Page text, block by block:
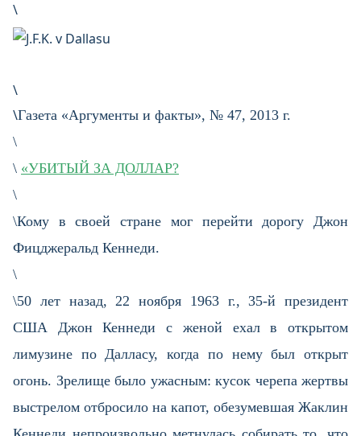
\
\
\Газета «Аргументы и факты», № 47, 2013 г.
\
\ «УБИТЫЙ ЗА ДОЛЛАР?
\
\Кому в своей стране мог перейти дорогу Джон
Фицджеральд Кеннеди.
\
\50 лет назад, 22 ноября 1963 г., 35-й президент
США Джон Кеннеди с женой ехал в открытом
лимузине по Далласу, когда по нему был открыт
огонь. Зрелище было ужасным: кусок черепа жертвы
выстрелом отбросило на капот, обезумевшая Жаклин